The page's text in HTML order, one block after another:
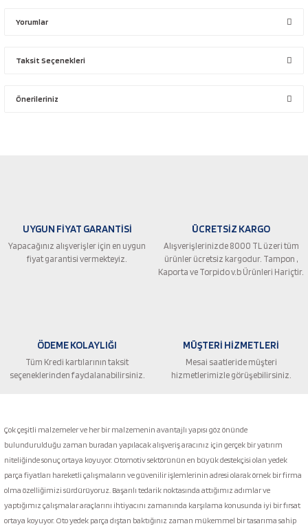
Yorumlar
Taksit Seçenekleri
Önerileriniz
Ürün açıklamasında eksik bilgiler bulunuyor.
Ürün bilgilerinde hatalar bulunuyor.
Ürün fiyatı diğer sitelerden daha pahalı.
Gönder
UYGUN FİYAT GARANTİSİ
Yapacağınız alışverişler için en uygun
fiyat garantisi vermekteyiz.
ÜCRETSİZ KARGO
Alışverişlerinizde 8000 TL üzeri tüm
ürünler ücretsiz kargodur. Tampon ,
Kaporta ve Torpido v.b Ürünleri Hariçtir.
ÖDEME KOLAYLIĞI
Tüm Kredi kartılarının taksit
seçeneklerinden faydalanabilirsiniz.
MÜŞTERİ HİZMETLERİ
Mesai saatleride müşteri
hizmetlerimizle görüşebilirsiniz.
Çok çeşitli malzemeler ve her bir malzemenin avantajlı yapısı göz önünde
bulundurulduğu zaman buradan yapılacak alışveriş aracınız için gerçek bir yatırım
niteliğinde sonuç ortaya koyuyor. Otomotiv sektörünün en büyük destekçisi olan yedek
parça fiyatları hareketli çalışmaların ve güvenilir işlemlerinin adresi olarak örnek bir firma
olma özelliğimizi sürdürüyoruz. Başarılı tedarik noktasında attığımız adımlar ve
yaptığımız çalışmalar araçlarını ihtiyacını zamanında karşılama konusunda iyi bir fırsat
ortaya koyuyor. Oto yedek parça dıştan baktığınız zaman mükemmel bir tasarıma sahip